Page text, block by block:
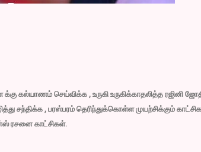
கல்யாணம் செய்விக்க , உருகி உருகிக்காதலித்த ரஜினி
சந்திக்க , பரஸ்பரம் தெரிந்துக்கொள்ள முயற்சிக்கும்
ரசனை காட்சிகள்.